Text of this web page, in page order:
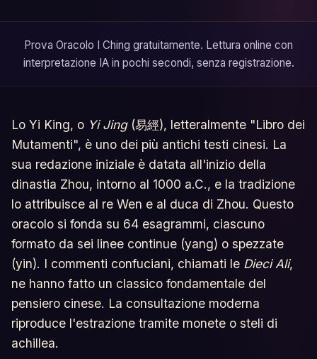
Prova Oracolo I Ching gratuitamente. Lettura online con
interpretazione IA in pochi secondi, senza registrazione.
Lo Yi King, o Yi Jing(易經), letteralmente "Libro dei
Mutamenti", è uno dei più antichi testi cinesi. La
sua redazione iniziale è datata all'inizio della
dinastia Zhou, intorno al 1000 a.C., e la tradizione
lo attribuisce al re Wen e al duca di Zhou. Questo
oracolo si fonda su 64 esagrammi, ciascuno
formato da sei linee continue (yang) o spezzate
(yin). I commenti confuciani, chiamati le Dieci Ali,
ne hanno fatto un classico fondamentale del
pensiero cinese. La consultazione moderna
riproduce l'estrazione tramite monete o steli di
achillea.